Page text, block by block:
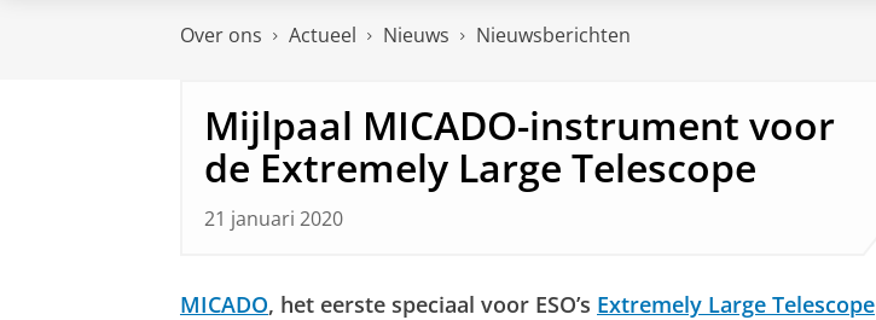
Over ons Actueel Nieuws Nieuwsberichten
Mijlpaal MICADO-instrument voor
de Extremely Large Telescope
21 januari 2020
MICADO, het eerste speciaal voor ESO’s Extremely Large Telescope